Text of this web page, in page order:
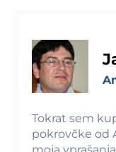
Tokrat sem
pokrovčke od